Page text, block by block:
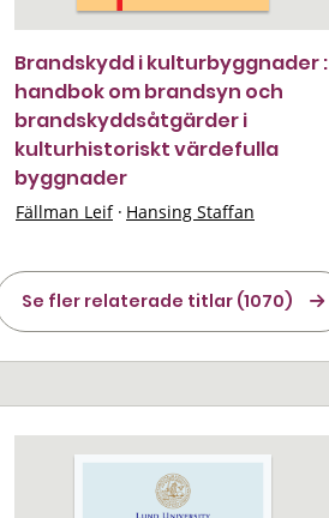
Brandskydd i kulturbyggnader :
handbok om brandsyn och
brandskyddsåtgärder i
kulturhistoriskt värdefulla
byggnader
Fällman Leif · Hansing Staffan
Se fler relaterade titlar (1070)